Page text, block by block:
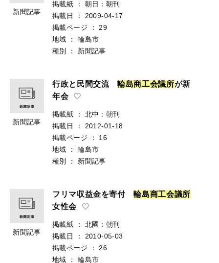
新聞記事
掲載紙 ：
朝日：朝刊
掲載日
：
2009-04-17
掲載ページ
：
29
地域
：
輪島市
種別
： 新聞記事
新聞記事
行政と民間交流輪島商工会議所が新
年会
掲載紙 ：
北中：朝刊
掲載日
：
2012-01-18
掲載ページ
：
16
地域
：
輪島市
種別
： 新聞記事
新聞記事
フリマ収益金を寄付輪島商工会議所
女性会
掲載紙 ：
北國：朝刊
掲載日
：
2010-05-03
掲載ページ
：
26
地域
：
輪島市